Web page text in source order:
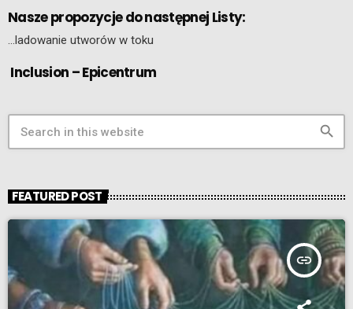
Nasze propozycje do następnej Listy:
…ladowanie utworów w toku
Inclusion – Epicentrum
search
FEATURED POST
insert_link